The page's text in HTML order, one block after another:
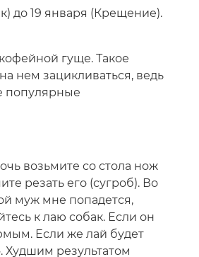
до 19 января (Крещение).
гуще. Такое
нем зацикливаться, ведь
популярные
возьмите со стола нож
резать его (сугроб). Во
муж мне попадется,
к лаю собак. Если он
Если же лай будет
Худшим результатом